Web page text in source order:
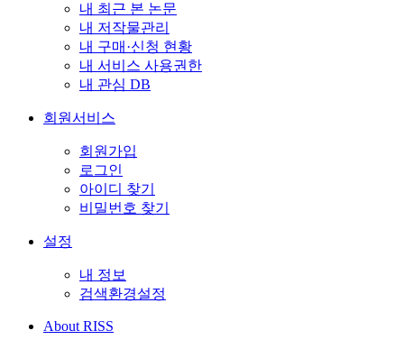
내 최근 본 논문
내 저작물관리
내 구매·신청 현황
내 서비스 사용권한
내 관심 DB
회원서비스
회원가입
로그인
아이디 찾기
비밀번호 찾기
설정
내 정보
검색환경설정
About RISS